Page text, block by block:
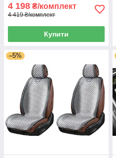
4 198 ₴/комплект
4 419 ₴/комплект
Купити
–5%